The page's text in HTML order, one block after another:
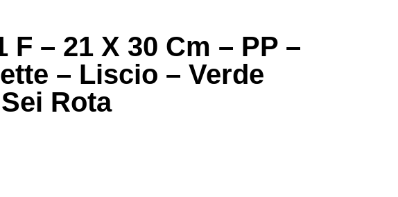
– 21 X 30 Cm – PP –
– Liscio – Verde
Rota